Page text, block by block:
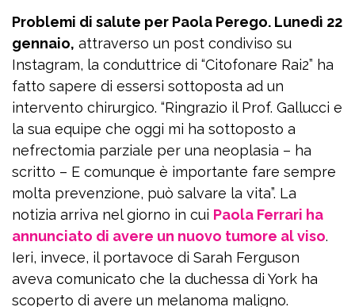
Problemi di salute per Paola Perego. Lunedì 22
gennaio, attraverso un post condiviso su
Instagram, la conduttrice di “Citofonare Rai2” ha
fatto sapere di essersi sottoposta ad un
intervento chirurgico. “Ringrazio il Prof. Gallucci e
la sua equipe che oggi mi ha sottoposto a
nefrectomia parziale per una neoplasia – ha
scritto – E comunque è importante fare sempre
molta prevenzione, può salvare la vita”. La
notizia arriva nel giorno in cui Paola Ferrari ha
annunciato di avere un nuovo tumore al viso.
Ieri, invece, il portavoce di Sarah Ferguson
aveva comunicato che la duchessa di York ha
scoperto di avere un melanoma maligno.